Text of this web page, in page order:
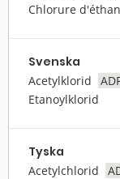
Chlorure
Svenska
Acetylklorid
Etanoylklorid
Tyska
Acetylchlorid